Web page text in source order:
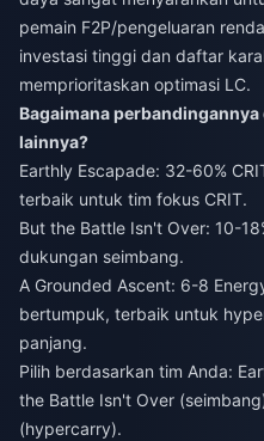
pemain F2P/pengeluaran
investasi tinggi dan daftar
memprioritaskan optimasi LC.
Bagaimana
lainnya?
Earthly Escapade: 32-60%
terbaik untuk tim fokus CRIT.
But the Battle Isn't Over: 10-
dukungan seimbang.
A Grounded Ascent: 6-8
bertumpuk, terbaik untuk
panjang.
Pilih berdasarkan tim Anda:
the Battle Isn't Over
(hypercarry).